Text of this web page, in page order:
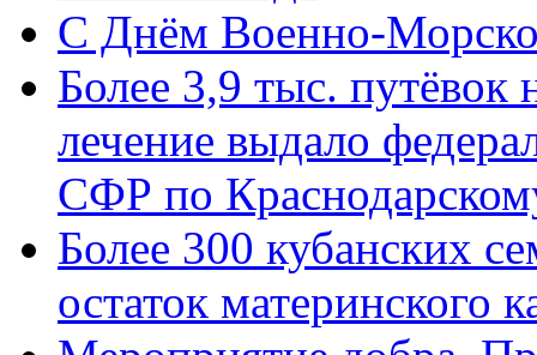
C Днём Военно-
Более 3,9 тыс. путёвок
лечение выдало
СФР по
Более 300 кубанских
остаток материнского